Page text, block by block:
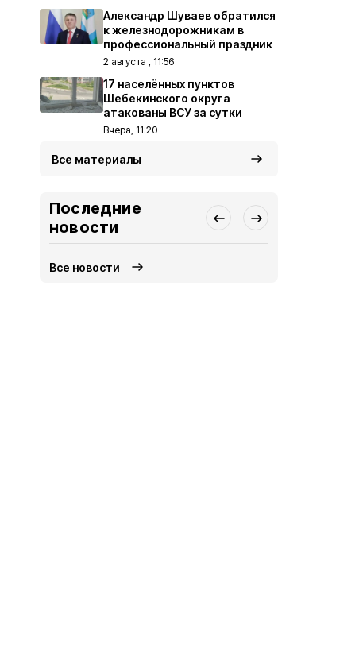
Александр Шуваев обратился
к железнодорожникам в
профессиональный праздник
2 августа , 11:56
17 населённых пунктов
Шебекинского округа
атакованы ВСУ за сутки
Вчера, 11:20
Все материалы
Последние
новости
Все новости